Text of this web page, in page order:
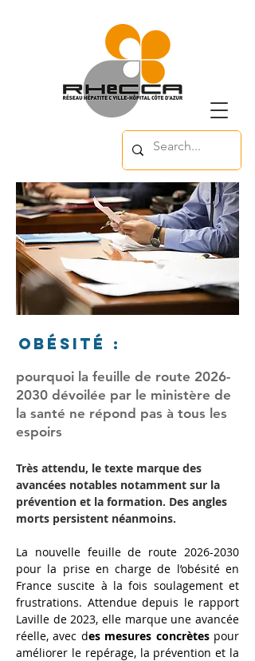
Obésité :
pourquoi la feuille de route 2026-
2030 dévoilée par le ministère de
la santé ne répond pas à tous les
espoirs
Très attendu, le texte marque des
avancées notables notamment sur la
prévention et la formation. Des angles
morts persistent néanmoins.
La nouvelle feuille de route 2026-2030
pour la prise en charge de l’obésité en
France suscite à la fois soulagement et
frustrations. Attendue depuis le rapport
Laville de 2023, elle marque une avancée
réelle, avec des mesures concrètes pour
améliorer le repérage, la prévention et la